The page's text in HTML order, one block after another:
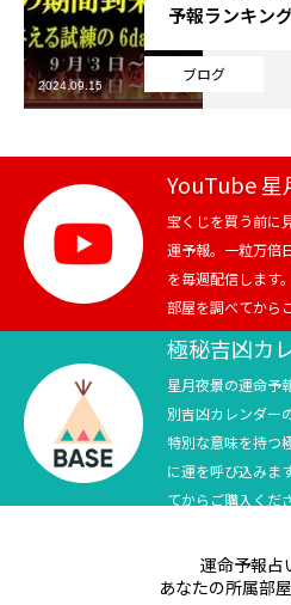
お知らせ
芸能界
テニス
スポーツ
競馬
テニス四大大会・五輪
テニス四大大会・五輪
ブログ
予報ランキン
2024.09.15
YouTube 星
宝くじを買う前に
運予報。一粒万倍
を毎週配信します
部屋を調べてから
極秘吉凶カ
星月夜景の運命予
別吉凶カレンダー
特別な意味を持つ
に運を呼び込みま
てからご購入くだ
運命予報占
あなたの所属部